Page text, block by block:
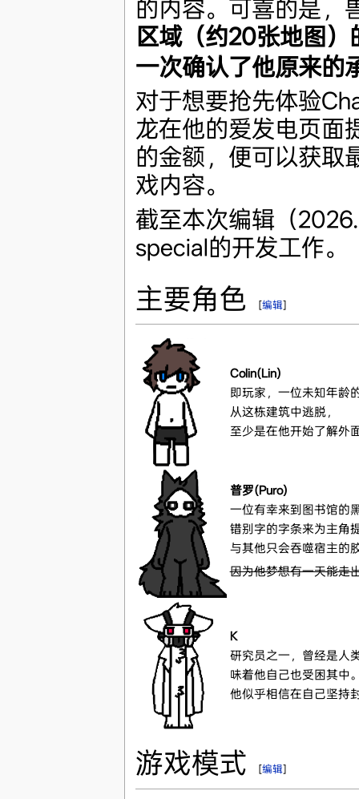
的内容。可喜的是，
区域（约20张地图
一次确认了他原来的
对于想要抢先体验
龙在他的爱发电页面
的金额，便可以获取
戏内容。
截至本次编辑（
special的开发工作。
主要角色 [编辑]
Colin(Lin)
即玩家，一位未知年龄
从这栋建筑中逃脱，
至少是在他开始了解外
普罗(Puro)
一位有幸来到图书馆的
错别字的字条来为主角
与其他只会吞噬宿主的
因为他梦想有一天能走
K
研究员之一，曾经是人
味着他自己也受困其中
他似乎相信在自己坚持
游戏模式 [编辑]